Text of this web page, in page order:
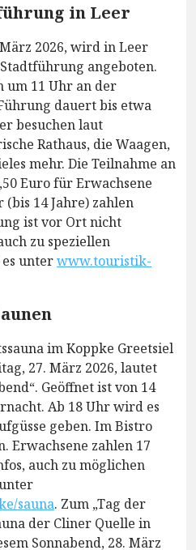
in Leer
2026, wird in Leer
angeboten.
um 11 Uhr an der
dauert bis etwa
besuchen laut
Rathaus, die Waagen,
mehr. Die Teilnahme an
Euro für Erwachsene
14 Jahre) zahlen
ist vor Ort nicht
zu speziellen
unterwww.touristik-
im Koppke Greetsiel
27. März 2026, lautet
Geöffnet ist von 14
Ab 18 Uhr wird es
geben. Im Bistro
Erwachsene zahlen 17
auch zu möglichen
sauna. Zum „Tag der
der Cliner Quelle in
Sonnabend, 28. März